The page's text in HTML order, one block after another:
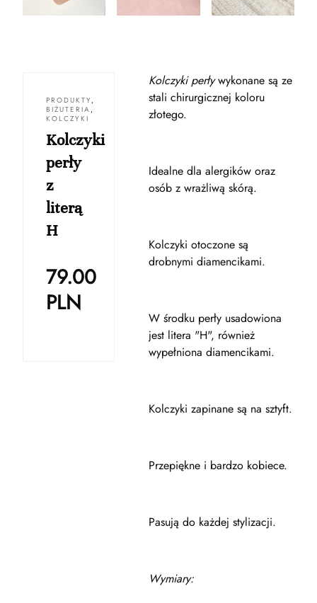
PRODUKTY,
BIŻUTERIA ,
KOLCZYKI
Kolczyki
perły
z
literą
H
79.00
PLN
Kolczyki perływykonane są ze
stali chirurgicznej koloru
złotego.
Idealne dla alergików oraz
osób z wrażliwą skórą.
Kolczyki otoczone są
drobnymi diamencikami.
W środku perły usadowiona
jest litera "H", również
wypełniona diamencikami.
Kolczyki zapinane są na sztyft.
Przepiękne i bardzo kobiece.
Pasują do każdej stylizacji.
Wymiary: